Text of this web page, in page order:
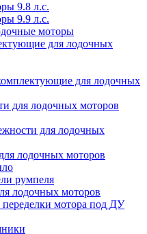
9.8 л.с.
9.9 л.с.
моторы
для лодочных
для лодочных
для лодочных моторов
для лодочных
лодочных моторов
румпеля
лодочных моторов
мотора под ДУ